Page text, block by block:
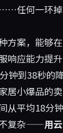
任何一环
方案，能够
响应能力提升
钟到38秒的
居小爆品的
从平均18分
不复杂——用